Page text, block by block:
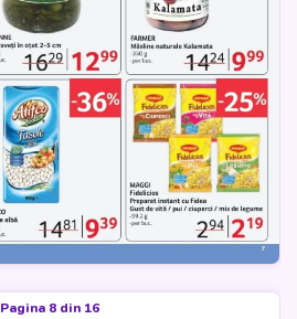
Pagina 8 din 16